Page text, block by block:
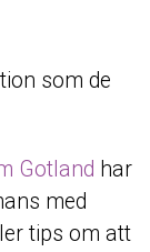
som de
Gotland har
med
tips om att